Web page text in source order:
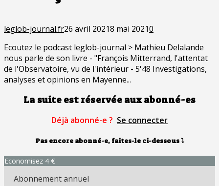
leglob-journal.fr26 avril 20218 mai 20210
Ecoutez le podcast leglob-journal > Mathieu Delalande
nous parle de son livre - "François Mitterrand, l'attentat
de l'Observatoire, vu de l'intérieur - 5'48 Investigations,
analyses et opinions en Mayenne...
La suite est réservée aux abonné-es
Déjà abonné-e ? Se connecter
Pas encore abonné-e, faites-le ci-dessous⤵
Economisez 4 €
Abonnement annuel